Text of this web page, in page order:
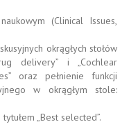
(Clinical Issues,
okrągłych stołów
delivery” i „Cochlear
oraz pełnienie funkcji
w okrągłym stole:
„Best selected”.